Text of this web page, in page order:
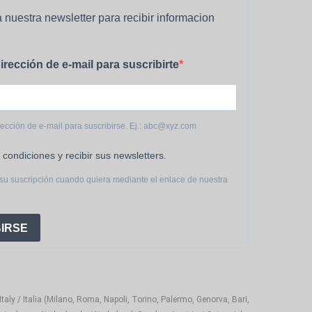
nuestra newsletter para recibir informacion
de e-mail para suscribirte
de e-mail para suscribirse. Ej.: abc@xyz.com
y recibir sus newsletters.
suscripción cuando quiera mediante el enlace de nuestra
/ Italia (Milano, Roma, Napoli, Torino, Palermo, Genorva, Bari,